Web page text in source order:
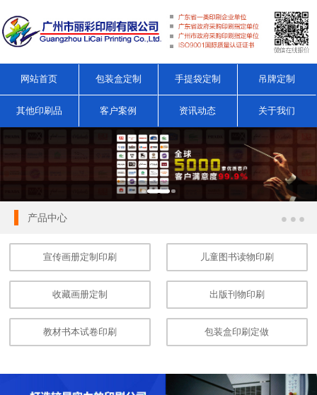
网站首页 包装盒定制 手提袋定制 吊牌定制
其他印刷品 客户案例 资讯动态 关于我们
产品中心
宣传画册定制印刷 儿童图书读物印刷
收藏画册定制 出版刊物印刷
教材书本试卷印刷 包装盒印刷定做